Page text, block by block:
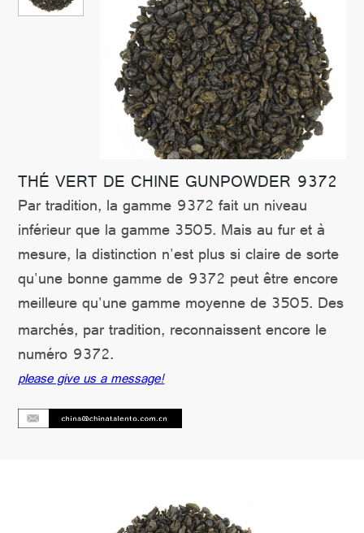
THÉ VERT DE CHINE GUNPOWDER 9372
Par tradition, la gamme 9372 fait un niveau
inférieur que la gamme 3505. Mais au fur et à
mesure, la distinction n'est plus si claire de sorte
qu'une bonne gamme de 9372 peut être encore
meilleure qu'une gamme moyenne de 3505. Des
marchés, par tradition, reconnaissent encore le
numéro 9372.
please give us a message!